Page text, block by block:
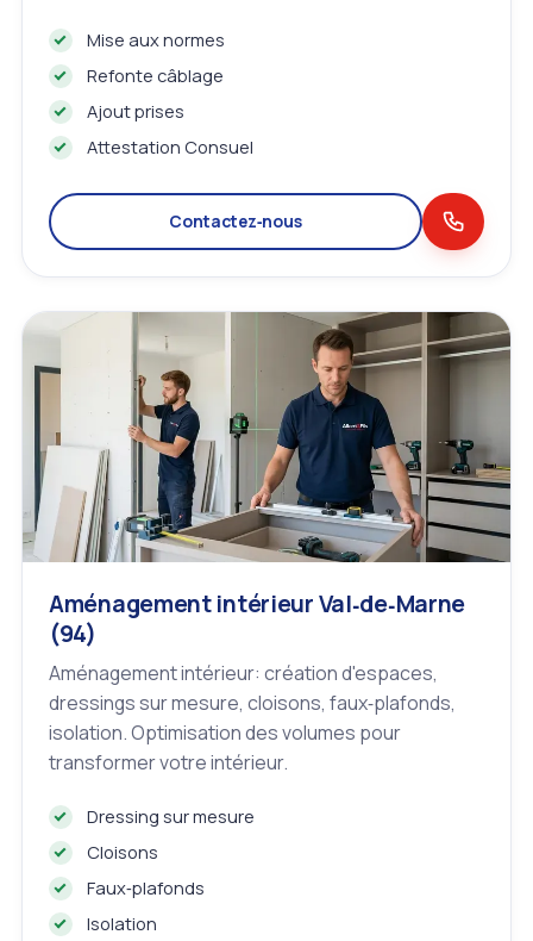
Mise aux normes
Refonte câblage
Ajout prises
Attestation Consuel
Contactez‑nous
Aménagement intérieur Val‑de‑Marne
(94)
Aménagement intérieur: création d'espaces,
dressings sur mesure, cloisons, faux‑plafonds,
isolation. Optimisation des volumes pour
transformer votre intérieur.
Dressing sur mesure
Cloisons
Faux‑plafonds
Isolation